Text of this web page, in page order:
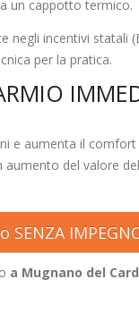
un cappotto termico.
negli incentivi statali
per la pratica.
e aumenta il
aumento del valore
a Mugnano del